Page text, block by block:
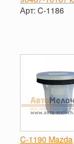
Арт: C-1186
C-1190 Mazda